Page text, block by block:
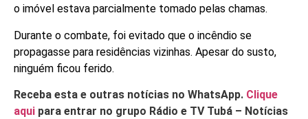
o imóvel estava parcialmente tomado pelas chamas.
Durante o combate, foi evitado que o incêndio se
propagasse para residências vizinhas. Apesar do susto,
ninguém ficou ferido.
Receba esta e outras notícias no WhatsApp. Clique
aqui para entrar no grupo Rádio e TV Tubá – Notícias